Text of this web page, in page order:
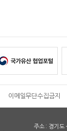
이메일무단수집금지
주소 : 경기